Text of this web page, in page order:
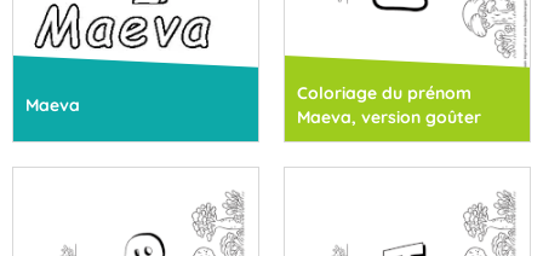
Maeva
Coloriage du prénom
Maeva, version goûter